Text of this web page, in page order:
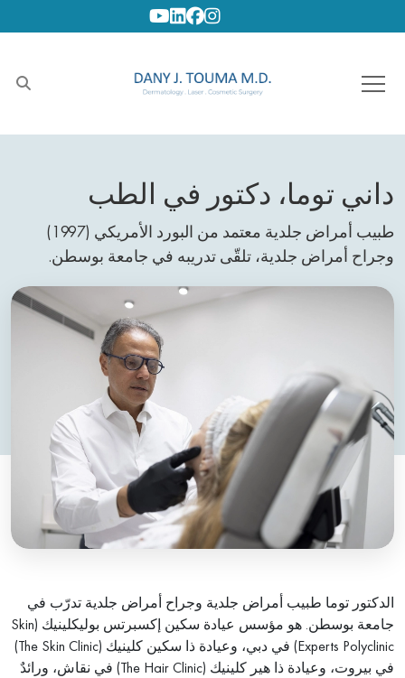
Instagram
Facebook
Linkedin
Youtube
داني توما، دكتور في الطب
طبيب أمراض جلدية معتمد من البورد الأمريكي (1997)
وجراح أمراض جلدية، تلقّى تدريبه في جامعة بوسطن.
الدكتور توما طبيب أمراض جلدية وجراح أمراض جلدية تدرّب في
جامعة بوسطن. هو مؤسس عيادة سكين إكسبرتس بوليكلينيك (Skin
Experts Polyclinic) في دبي، وعيادة ذا سكين كلينيك (The Skin Clinic)
في بيروت، وعيادة ذا هير كلينيك (The Hair Clinic) في نقاش، ورائدٌ